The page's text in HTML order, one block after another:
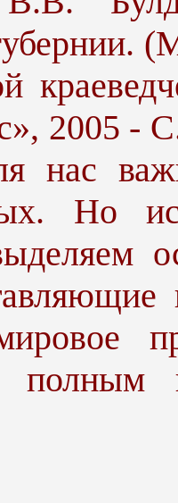
2005 - С.
нас
Но
полным